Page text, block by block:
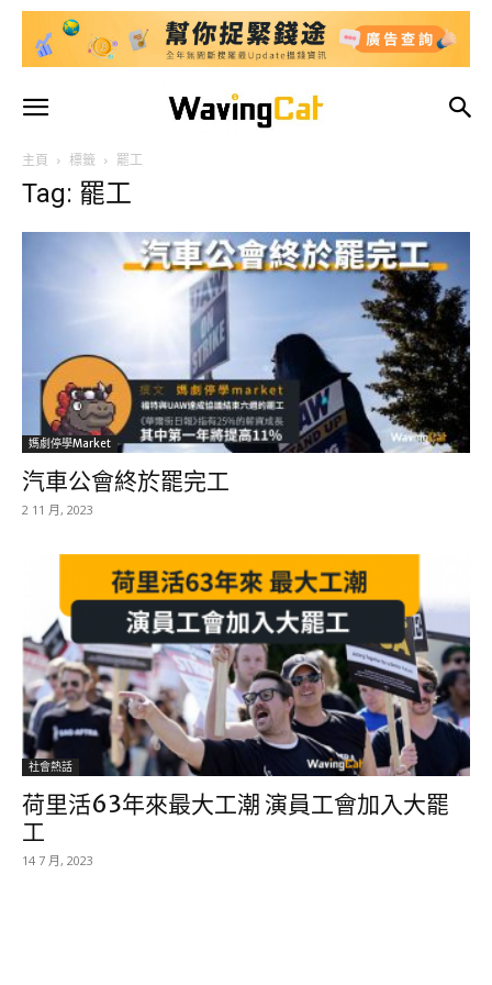
主頁 標籤 罷工
Tag: 罷工
媽劇停學market
汽車公會終於罷完工
2 11 月, 2023
社會熱話
荷里活63年來最大工潮 演員工會加入大罷
工
14 7 月, 2023